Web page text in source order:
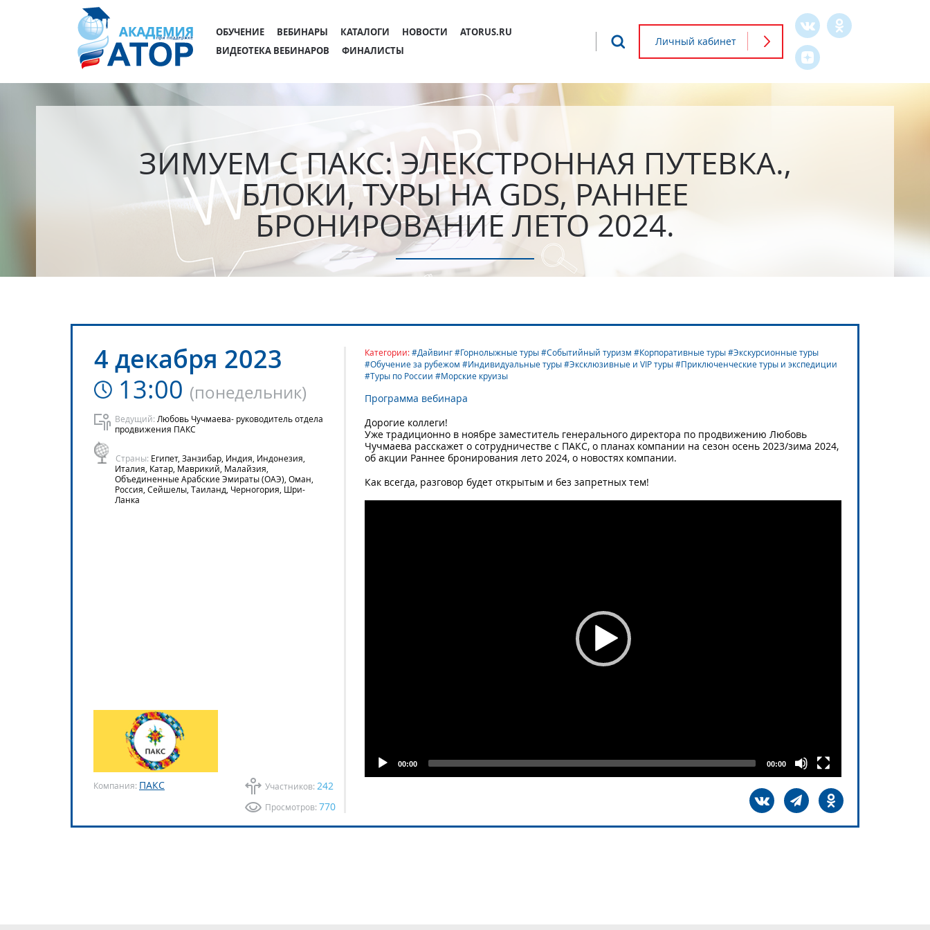
ОБУЧЕНИЕ ВЕБИНАРЫ КАТАЛОГИ НОВОСТИ
ATORUS.RU
ВИДЕОТЕКА ВЕБИНАРОВ
ФИНАЛИСТЫ
Личный кабинет
Форма
поиска
Что будем искать?
ЗИМУЕМ С ПАКС: ЭЛЕКСТРОННАЯ ПУТЕВКА.,
БЛОКИ, ТУРЫ НА GDS, РАННЕЕ
БРОНИРОВАНИЕ ЛЕТО 2024.
4 декабря 2023
13:00 (понедельник)
Компания: ПАКС Участников: 242
Просмотров: 770
Ведущий: Любовь Чучмаева- руководитель отдела
продвижения ПАКС
Страны: Египет, Занзибар, Индия, Индонезия,
Италия, Катар, Маврикий, Малайзия,
Объединенные Арабские Эмираты (ОАЭ), Оман,
Россия, Сейшелы, Таиланд, Черногория, Шри-
Ланка
Категории:#Дайвинг #Горнолыжные туры #Событийный туризм #Корпоративные туры #Экскурсионные туры
#Обучение за рубежом #Индивидуальные туры #Эксклюзивные и VIP туры #Приключенческие туры и экспедиции
#Туры по России #Морские круизы
Программа вебинара
Дорогие коллеги!
Уже традиционно в ноябре заместитель генерального директора по продвижению Любовь
Чучмаева расскажет о сотрудничестве с ПАКС, о планах компании на сезон осень 2023/зима 2024,
об акции Раннее бронирования лето 2024, о новостях компании.
Как всегда, разговор будет открытым и без запретных тем!
00:00 00:00